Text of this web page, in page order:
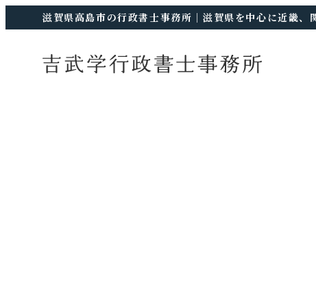
滋賀県高島市の行政書士事務所｜滋賀県を中心に近畿、